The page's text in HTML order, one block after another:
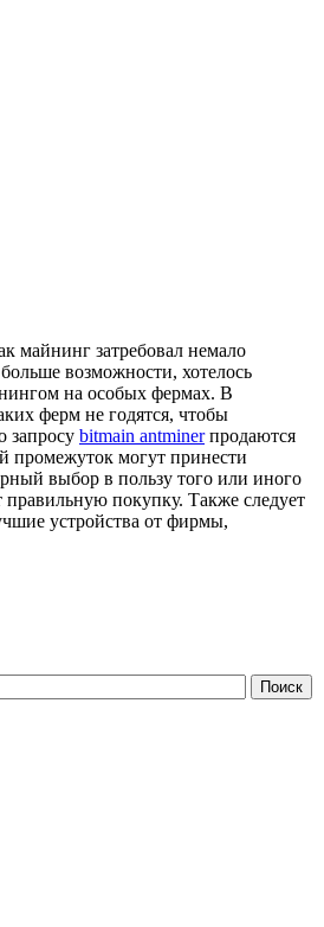
майнинг затребовал немало
возможности, хотелось
на особых фермах. В
ферм не годятся, чтобы
запросу bitmain antminerпродаются
промежуток могут принести
выбор в пользу того или иного
правильную покупку. Также следует
устройства от фирмы,